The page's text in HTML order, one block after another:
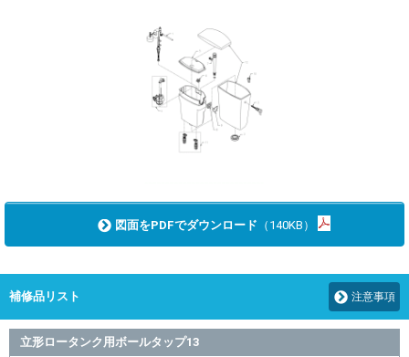
図面をPDFでダウンロード （140KB）
補修品リスト 注意事項
立形ロータンク用ボールタップ13